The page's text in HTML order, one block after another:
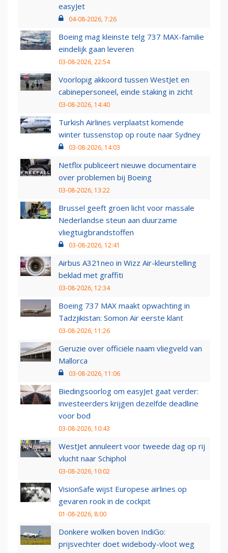
easyJet
04-08-2026, 7:26
Boeing mag kleinste telg 737 MAX-familie
eindelijk gaan leveren
03-08-2026, 22:54
Voorlopig akkoord tussen WestJet en
cabinepersoneel, einde staking in zicht
03-08-2026, 14:40
Turkish Airlines verplaatst komende
winter tussenstop op route naar Sydney
03-08-2026, 14:03
Netflix publiceert nieuwe documentaire
over problemen bij Boeing
03-08-2026, 13:22
Brussel geeft groen licht voor massale
Nederlandse steun aan duurzame
vliegtuigbrandstoffen
03-08-2026, 12:41
Airbus A321neo in Wizz Air-kleurstelling
beklad met graffiti
03-08-2026, 12:34
Boeing 737 MAX maakt opwachting in
Tadzjikistan: Somon Air eerste klant
03-08-2026, 11:26
Geruzie over officiële naam vliegveld van
Mallorca
03-08-2026, 11:06
Biedingsoorlog om easyJet gaat verder:
investeerders krijgen dezelfde deadline
voor bod
03-08-2026, 10:43
WestJet annuleert voor tweede dag op rij
vlucht naar Schiphol
03-08-2026, 10:02
VisionSafe wijst Europese airlines op
gevaren rook in de cockpit
01-08-2026, 8:00
Donkere wolken boven IndiGo:
prijsvechter doet widebody-vloot weg